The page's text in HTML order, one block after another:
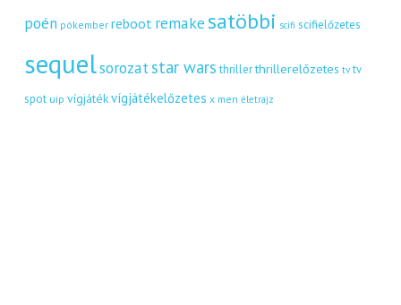
poén pókember reboot remakesatöbbi scifi scifielőzetes
sequelsorozatstar wars thriller thrillerelőzetes tv tv
spot uip vígjátékvígjátékelőzetes x men életrajz